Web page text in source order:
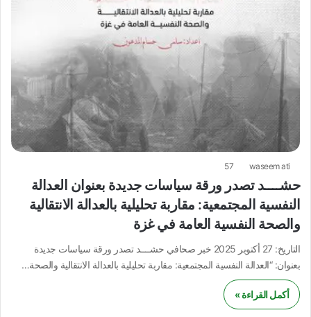
waseem ati
57
حشــــد تصدر ورقة سياسات جديدة بعنوان العدالة
النفسية المجتمعية: مقاربة تحليلية بالعدالة الانتقالية
والصحة النفسية العامة في غزة
التاريخ: 27 أكتوبر 2025 خبر صحافي حشــــد تصدر ورقة سياسات جديدة
بعنوان: “العدالة النفسية المجتمعية: مقاربة تحليلية بالعدالة الانتقالية والصحة…
أكمل القراءة »